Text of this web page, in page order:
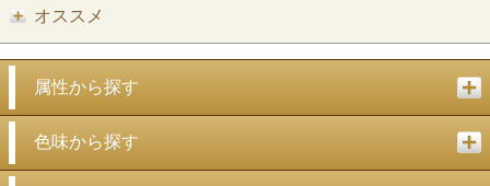
オススメ
属性から探す
色味から探す